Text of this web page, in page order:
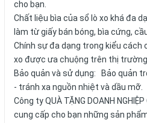
cho bạn.
Chất liệu bìa của sổ lò xo khá đa
làm từ giấy bán bóng, bìa cứng,
Chính sự đa dạng trong kiểu cách
xo được ưa chuộng trên thị trường.
Bảo quản và sử dụng: Bảo quản
- tránh xa nguồn nhiệt và dầu mỡ.
Công ty QUÀ TẶNG DOANH
cung cấp cho bạn những sản